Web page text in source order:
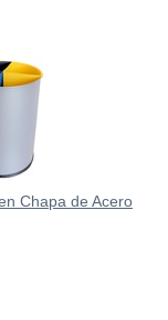
Chapa de Acero